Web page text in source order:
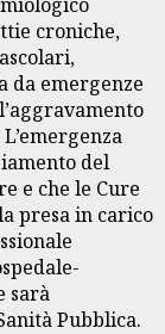
croniche,
da emergenze
del
e che le Cure
presa in carico
sarà
Pubblica.